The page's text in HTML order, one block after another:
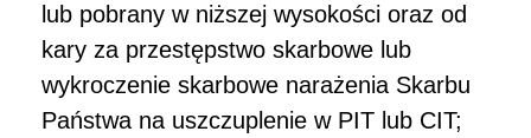
lub pobrany w niższej wysokości oraz od
kary za przestępstwo skarbowe lub
wykroczenie skarbowe narażenia Skarbu
Państwa na uszczuplenie w PIT lub CIT;